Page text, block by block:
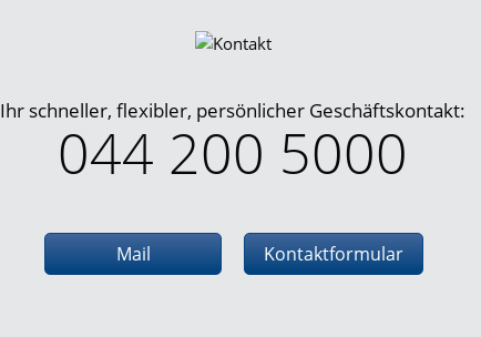
Ihr schneller, flexibler, persönlicher Geschäftskontakt:
044 200 5000
Mail Kontaktformular